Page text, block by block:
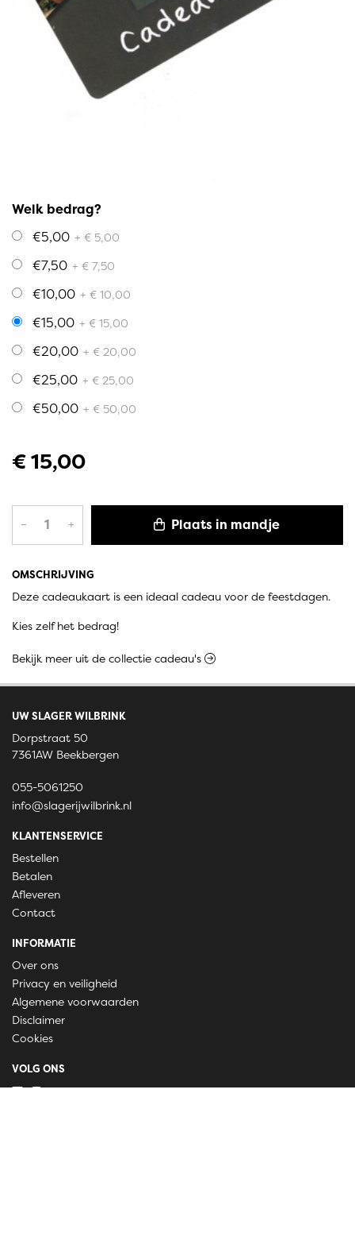
OMSCHRIJVING
Deze cadeaukaart is een ideaal cadeau voor de feestdagen.
Kies zelf het bedrag!
Welk bedrag?
€5,00 + € 5,00
€7,50 + € 7,50
€10,00 + € 10,00
€15,00 + € 15,00
€20,00 + € 20,00
€25,00 + € 25,00
€50,00 + € 50,00
€ 15,00
– + Plaats in mandje
Bekijk meer uit de collectie cadeau's
UW SLAGER WILBRINK
Dorpstraat 50
7361AW Beekbergen
055-5061250
info@slagerijwilbrink.nl
KLANTENSERVICE
Bestellen
Betalen
Afleveren
Contact
INFORMATIE
Over ons
Privacy en veiligheid
Algemene voorwaarden
Disclaimer
Cookies
VOLG ONS